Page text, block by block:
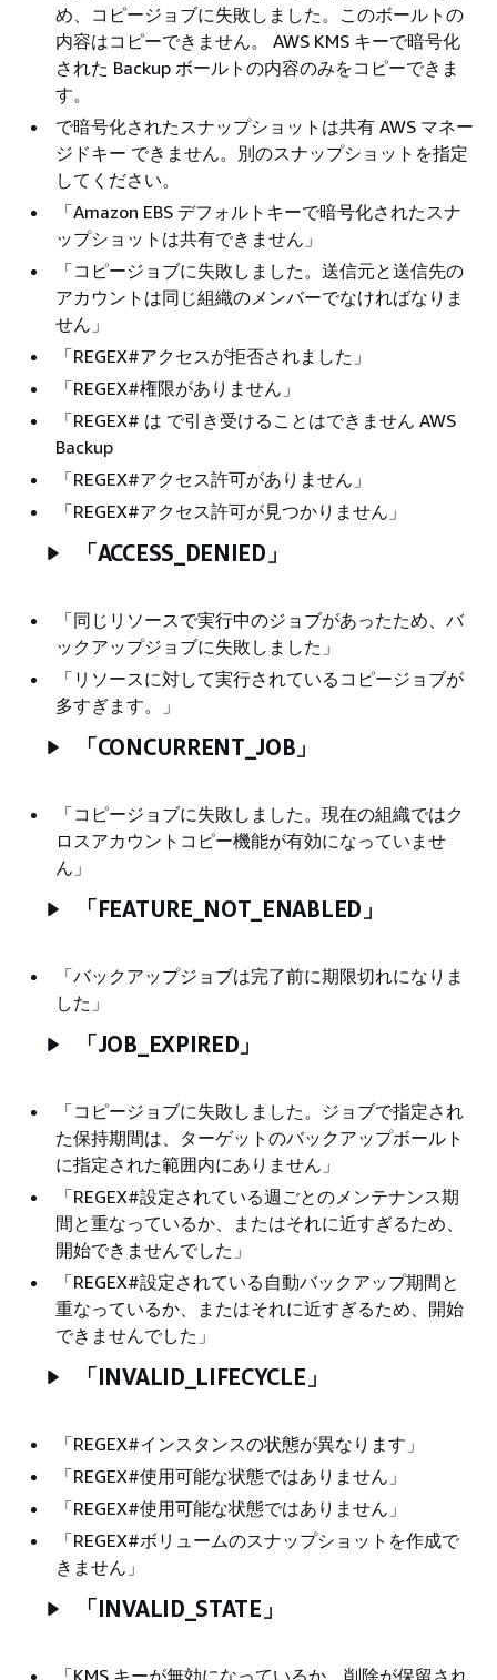
め、コピージョブに失敗しました。このボールトの
内容はコピーできません。 AWS KMS キーで暗号化
された Backup ボールトの内容のみをコピーできま
す。
で暗号化されたスナップショットは共有 AWS マネー
ジドキー できません。別のスナップショットを指定
してください。
「Amazon EBS デフォルトキーで暗号化されたスナ
ップショットは共有できません」
「コピージョブに失敗しました。送信元と送信先の
アカウントは同じ組織のメンバーでなければなりま
せん」
「REGEX#アクセスが拒否されました」
「REGEX#権限がありません」
「REGEX# は で引き受けることはできません AWS
Backup
「REGEX#アクセス許可がありません」
「REGEX#アクセス許可が見つかりません」
「ACCESS_DENIED」
「同じリソースで実行中のジョブがあったため、バ
ックアップジョブに失敗しました」
「リソースに対して実行されているコピージョブが
多すぎます。」
「CONCURRENT_JOB」
「コピージョブに失敗しました。現在の組織ではク
ロスアカウントコピー機能が有効になっていませ
ん」
「FEATURE_NOT_ENABLED」
「バックアップジョブは完了前に期限切れになりま
した」
「JOB_EXPIRED」
「コピージョブに失敗しました。ジョブで指定され
た保持期間は、ターゲットのバックアップボールト
に指定された範囲内にありません」
「REGEX#設定されている週ごとのメンテナンス期
間と重なっているか、またはそれに近すぎるため、
開始できませんでした」
「REGEX#設定されている自動バックアップ期間と
重なっているか、またはそれに近すぎるため、開始
できませんでした」
「INVALID_LIFECYCLE」
「REGEX#インスタンスの状態が異なります」
「REGEX#使用可能な状態ではありません」
「REGEX#使用可能な状態ではありません」
「REGEX#ボリュームのスナップショットを作成で
きません」
「INVALID_STATE」
「KMS キーが無効になっているか、削除が保留され